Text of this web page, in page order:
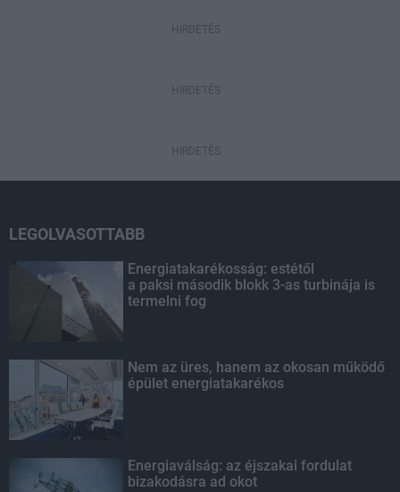
HIRDETÉS
HIRDETÉS
HIRDETÉS
LEGOLVASOTTABB
Energiatakarékosság: estétől
a paksi második blokk 3-as turbinája is
termelni fog
Nem az üres, hanem az okosan működő
épület energiatakarékos
Energiaválság: az éjszakai fordulat
bizakodásra ad okot